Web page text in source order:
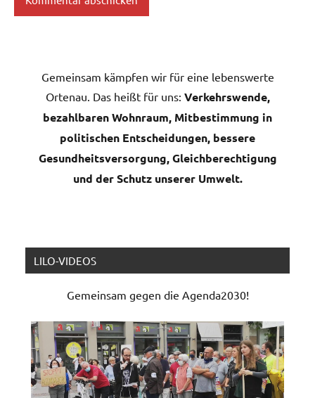
Gemeinsam kämpfen wir für eine lebenswerte
Ortenau. Das heißt für uns: Verkehrswende,
bezahlbaren Wohnraum, Mitbestimmung in
politischen Entscheidungen, bessere
Gesundheitsversorgung, Gleichberechtigung
und der Schutz unserer Umwelt.
LILO-VIDEOS
Gemeinsam gegen die Agenda2030!